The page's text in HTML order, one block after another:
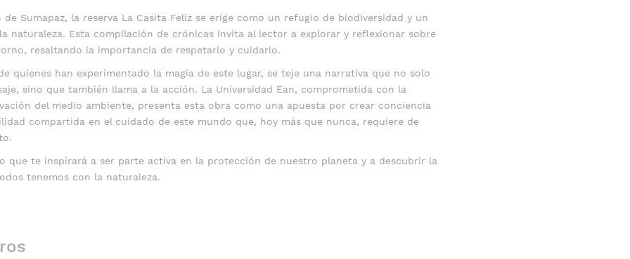
de Sumapaz, la reserva La Casita Feliz se erige como un refugio de biodiversidad y un
naturaleza. Esta compilación de crónicas invita al lector a explorar y reflexionar sobre
resaltando la importancia de respetarlo y cuidarlo.
quienes han experimentado la magia de este lugar, se teje una narrativa que no solo
sino que también llama a la acción. La Universidad Ean, comprometida con la
del medio ambiente, presenta esta obra como una apuesta por crear conciencia
compartida en el cuidado de este mundo que, hoy más que nunca, requiere de
que te inspirará a ser parte activa en la protección de nuestro planeta y a descubrir la
tenemos con la naturaleza.